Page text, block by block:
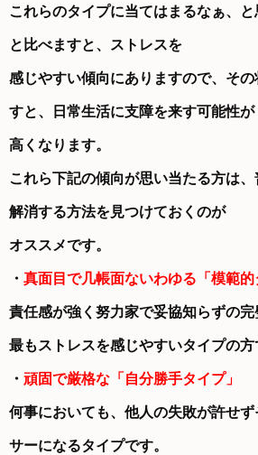
これらのタイプに当てはまるなぁ、
と比べますと、ストレスを
感じやすい傾向にありますので、そ
すと、日常生活に支障を来す可能性が
高くなります。
これら下記の傾向が思い当たる方は
解消する方法を見つけておくのが
オススメです。
・ 真面目で几帳面ないわゆる「模範的
責任感が強く努力家で妥協知らずの完
最もストレスを感じやすいタイプの方
・ 頑固で厳格な「自分勝手タイプ」
何事においても、他人の失敗が許せ
サーになるタイプです。